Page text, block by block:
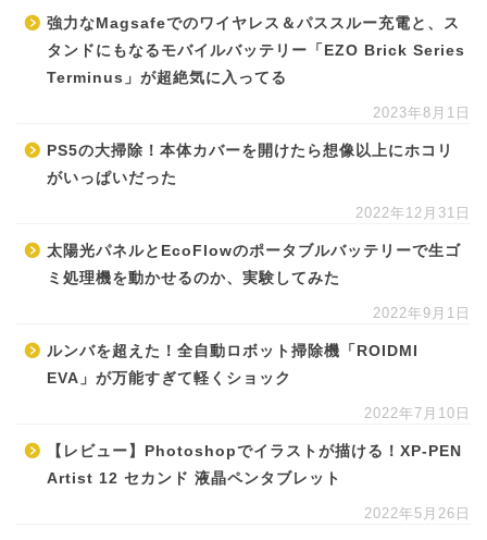
強力なMagsafeでのワイヤレス＆パススルー充電と、ス
タンドにもなるモバイルバッテリー「EZO Brick Series
Terminus」が超絶気に入ってる
2023年8月1日
PS5の大掃除！本体カバーを開けたら想像以上にホコリ
がいっぱいだった
2022年12月31日
太陽光パネルとEcoFlowのポータブルバッテリーで生ゴ
ミ処理機を動かせるのか、実験してみた
2022年9月1日
ルンバを超えた！全自動ロボット掃除機「ROIDMI
EVA」が万能すぎて軽くショック
2022年7月10日
【レビュー】Photoshopでイラストが描ける！XP-PEN
Artist 12 セカンド 液晶ペンタブレット
2022年5月26日